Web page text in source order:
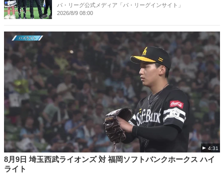
パ・リーグ公式メディア「パ・リーグインサイト」
2026/8/9 08:00
4:31
8月9日 埼玉西武ライオンズ 対 福岡ソフトバンクホークス ハイ
ライト